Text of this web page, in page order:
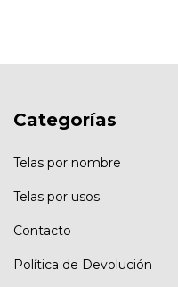
Categorías
Telas por nombre
Telas por usos
Contacto
Política de Devolución